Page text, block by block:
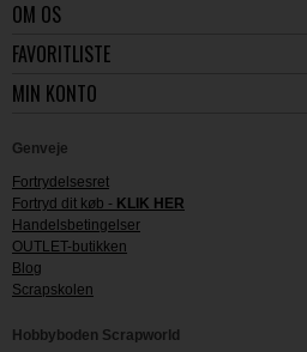
OM OS
FAVORITLISTE
MIN KONTO
Genveje
Fortrydelsesret
Fortryd dit køb - KLIK HER
Handelsbetingelser
OUTLET-butikken
Blog
Scrapskolen
Hobbyboden Scrapworld